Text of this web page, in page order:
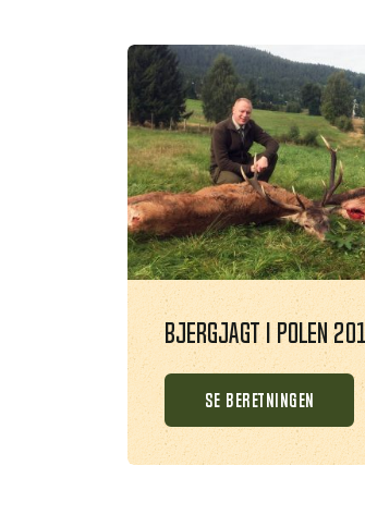
Bjergjagt i Polen
SE BERETNINGEN